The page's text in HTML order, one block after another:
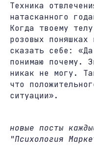
Техника
натасканного
Когда твоему
розовых
сказать себе:
понимаю почему.
никак не могу.
что
ситуации».
новые посты
"Психология